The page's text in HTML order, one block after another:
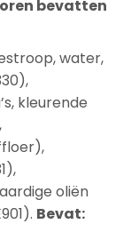
bevatten
water,
kleurende
oliën
Bevat: